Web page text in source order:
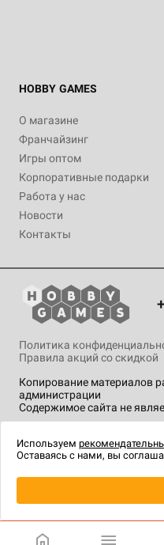
HOBBY GAMES
О магазине
Франчайзинг
Игры оптом
Корпоративные подарки
Работа у нас
Новости
Контакты
Копирование материалов
администрации
Содержимое сайта не
Политика
Правила акций со скидкой
технологии.
Используем
Оставаясь с нами, вы